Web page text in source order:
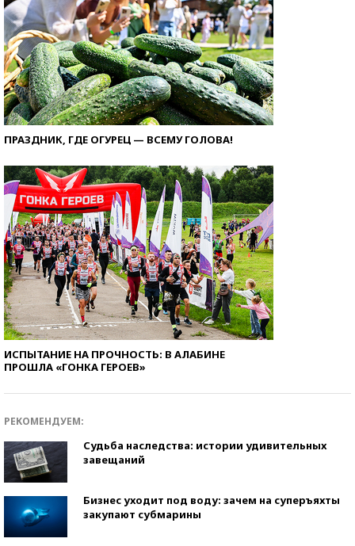
ПРАЗДНИК, ГДЕ ОГУРЕЦ — ВСЕМУ ГОЛОВА!
ИСПЫТАНИЕ НА ПРОЧНОСТЬ: В АЛАБИНЕ
ПРОШЛА «ГОНКА ГЕРОЕВ»
РЕКОМЕНДУЕМ:
Судьба наследства: истории удивительных
завещаний
Бизнес уходит под воду: зачем на суперъяхты
закупают субмарины